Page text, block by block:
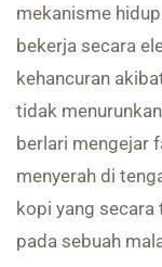
mekanisme
bekerja secara
kehancuran
tidak
berlari mengejar
menyerah di
kopi yang
pada sebuah